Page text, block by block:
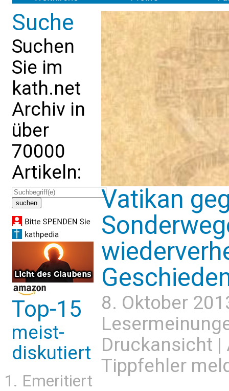
Suche
Suchen
Sie im
kath.net
Archiv in
über
70000
Artikeln:
Top-15
meist-
diskutiert
Emeritiert
Vatikan
8. Oktober
Druckansicht |
Tippfehler